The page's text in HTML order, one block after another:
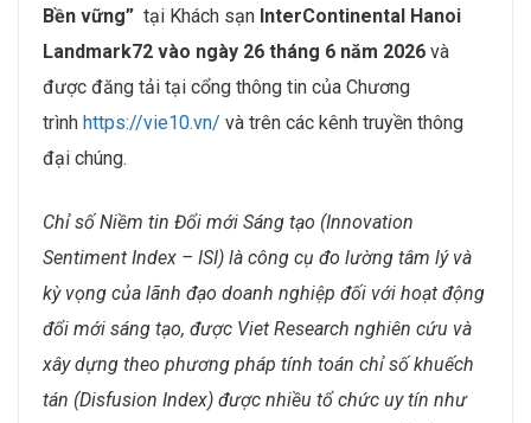
Bền vững” tại Khách sạn InterContinental Hanoi
Landmark72 vào ngày 26 tháng 6 năm 2026 và
được đăng tải tại cổng thông tin của Chương
trình https://vie10.vn/ và trên các kênh truyền thông
đại chúng.
Chỉ số Niềm tin Đổi mới Sáng tạo (Innovation
Sentiment Index – ISI) là công cụ đo lường tâm lý và
kỳ vọng của lãnh đạo doanh nghiệp đối với hoạt động
đổi mới sáng tạo, được Viet Research nghiên cứu và
xây dựng theo phương pháp tính toán chỉ số khuếch
tán (Disfusion Index) được nhiều tổ chức uy tín như